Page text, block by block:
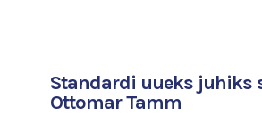
Standardi uueks juhiks
Ottomar Tamm